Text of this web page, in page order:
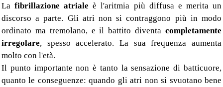
Lafibrillazione atriale è l'aritmia più diffusa e merita un
discorso a parte. Gli atri non si contraggono più in modo
ordinato ma tremolano, e il battito diventa completamente
irregolare, spesso accelerato. La sua frequenza aumenta
molto con l'età.
Il punto importante non è tanto la sensazione di batticuore,
quanto le conseguenze: quando gli atri non si svuotano bene